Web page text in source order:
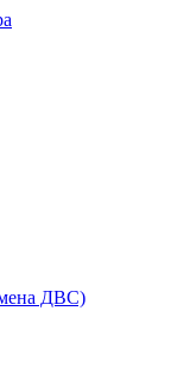
ДВС)